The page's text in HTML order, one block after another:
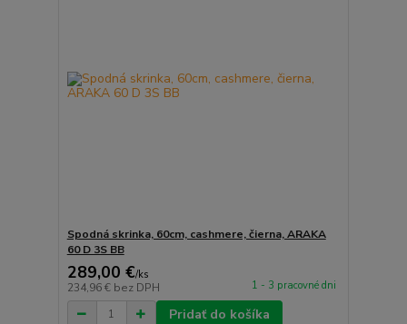
Spodná skrinka, 60cm, cashmere, čierna, ARAKA
60 D 3S BB
289,00 €/ks
234,96 € bez DPH 1 - 3 pracovné dni
Pridať do košíka